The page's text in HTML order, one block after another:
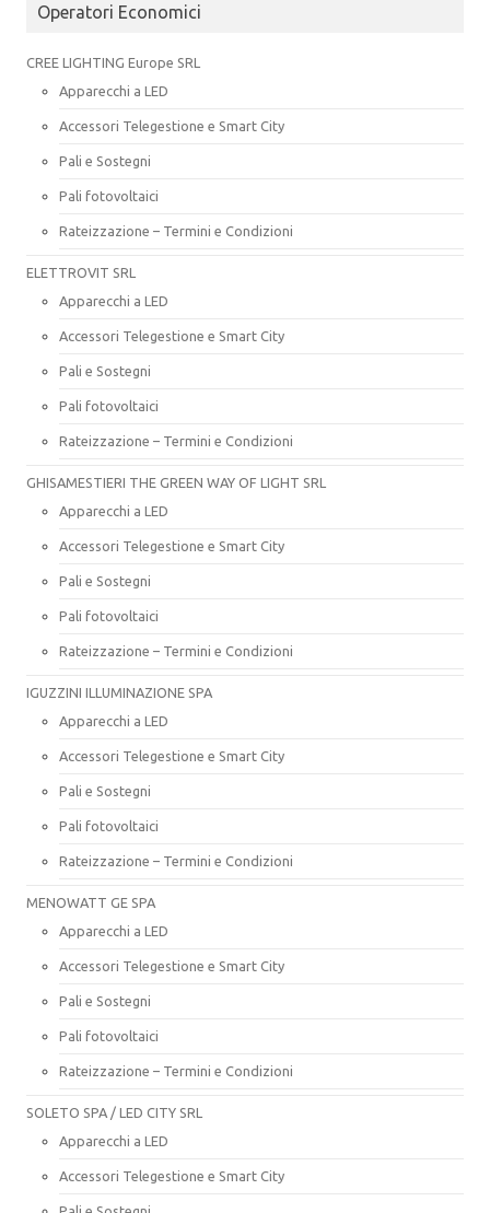
Operatori Economici
CREE LIGHTING Europe SRL
Apparecchi a LED
Accessori Telegestione e Smart City
Pali e Sostegni
Pali fotovoltaici
Rateizzazione – Termini e Condizioni
ELETTROVIT SRL
Apparecchi a LED
Accessori Telegestione e Smart City
Pali e Sostegni
Pali fotovoltaici
Rateizzazione – Termini e Condizioni
GHISAMESTIERI THE GREEN WAY OF LIGHT SRL
Apparecchi a LED
Accessori Telegestione e Smart City
Pali e Sostegni
Pali fotovoltaici
Rateizzazione – Termini e Condizioni
IGUZZINI ILLUMINAZIONE SPA
Apparecchi a LED
Accessori Telegestione e Smart City
Pali e Sostegni
Pali fotovoltaici
Rateizzazione – Termini e Condizioni
MENOWATT GE SPA
Apparecchi a LED
Accessori Telegestione e Smart City
Pali e Sostegni
Pali fotovoltaici
Rateizzazione – Termini e Condizioni
SOLETO SPA / LED CITY SRL
Apparecchi a LED
Accessori Telegestione e Smart City